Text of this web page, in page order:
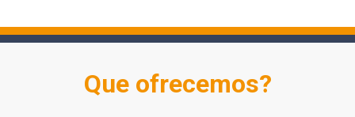
Que ofrecemos?